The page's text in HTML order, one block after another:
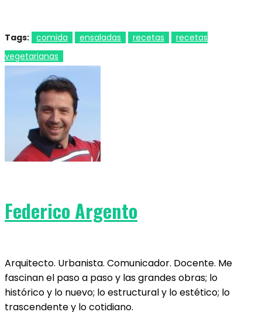
Tags: comida ensaladas recetas
recetas
vegetarianas
Federico Argento
Arquitecto. Urbanista. Comunicador. Docente. Me
fascinan el paso a paso y las grandes obras; lo
histórico y lo nuevo; lo estructural y lo estético; lo
trascendente y lo cotidiano.